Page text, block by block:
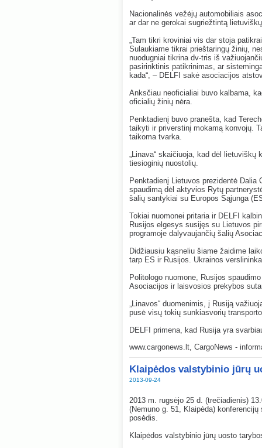
Nacionalinės vežėjų automobiliais
ar dar ne gerokai sugriežtintą
„Tam tikri kroviniai vis dar stoja
Sulaukiame tikrai prieštaringų žinių,
nuodugniai tikrina dv-tris iš
pasirinktinis patikrinimas, ar
kada“, – DELFI sakė asociacijos
Anksčiau neoficialiai buvo kalbama,
oficialių žinių nėra.
Penktadienį buvo pranešta, kad
taikyti ir priverstinį mokamą konvojų.
taikoma tvarka.
„Linava“ skaičiuoja, kad dėl
tiesioginių nuostolių.
Penktadienį Lietuvos prezidentė
spaudimą dėl aktyvios Rytų
šalių santykiai su Europos Sąjunga
Tokiai nuomonei pritaria ir DELFI
Rusijos elgesys susijęs su Lietuvos
programoje dalyvaujančių šalių
Didžiausiu kąsneliu šiame žaidime
tarp ES ir Rusijos. Ukrainos
Politologo nuomone, Rusijos
Asociacijos ir laisvosios prekybos
„Linavos“ duomenimis, į Rusiją
pusė visų tokių sunkiasvorių
DELFI primena, kad Rusija yra
www.cargonews.lt, CargoNews -
Klaipėdos valstybinio jūrų
2013-09-24
2013 m. rugsėjo 25 d. (trečiadienis)
(Nemuno g. 51, Klaipėda)
posėdis.
Klaipėdos valstybinio jūrų uosto